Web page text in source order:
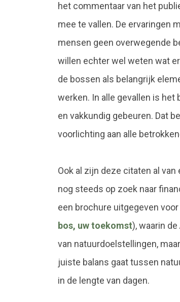
het commentaar van het
mee te vallen. De ervaringen
mensen geen overwegende
willen echter wel weten wat
de bossen als belangrijk
werken. In alle gevallen is
en vakkundig gebeuren. Dat
voorlichting aan alle
Ook al zijn deze citaten al
nog steeds op zoek naar
een brochure uitgegeven
bos, uw toekomst), waarin
van natuurdoelstellingen,
juiste balans gaat tussen
in de lengte van dagen.